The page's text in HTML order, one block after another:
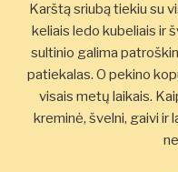
Karštą sriubą tiekiu su
keliais ledo kubeliais ir
sultinio galima
patiekalas. O pekino
visais metų laikais.
kreminė, švelni, gaivi ir